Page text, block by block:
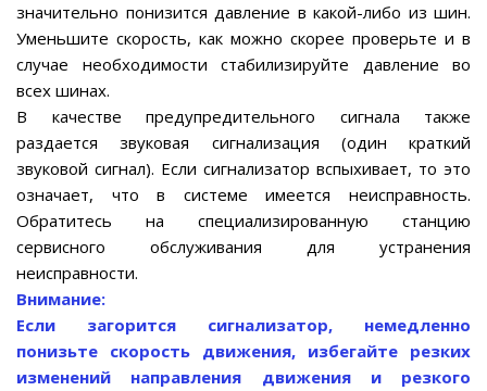
значительно понизится давление в какой-либо из шин.
Уменьшите скорость, как можно скорее проверьте и в
случае необходимости стабилизируйте давление во
всех шинах.
В качестве предупредительного сигнала также
раздается звуковая сигнализация (один краткий
звуковой сигнал). Если сигнализатор вспыхивает, то это
означает, что в системе имеется неисправность.
Обратитесь на специализированную станцию
сервисного обслуживания для устранения
неисправности.
Внимание:
Если загорится сигнализатор, немедленно
понизьте скорость движения, избегайте резких
изменений направления движения и резкого